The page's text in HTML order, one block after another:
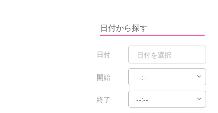
日付から探す
日付
開始
終了